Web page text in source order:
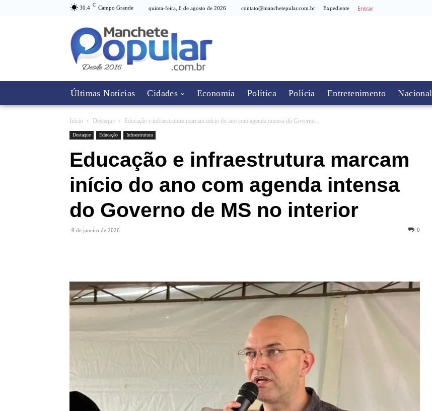
30.4 C Campo Grande quinta-feira, 6 de agosto de 2026 contato@manchetepular.com.br Expediente Entrar
Últimas Notícias Cidades Economia Política Polícia Entretenimento Nacional
Início Destaque Educação e infraestrutura marcam início do ano com agenda intensa do Governo...
Destaque Educação Infraestrutura
Educação e infraestrutura marcam
início do ano com agenda intensa
do Governo de MS no interior
9 de janeiro de 2026 0